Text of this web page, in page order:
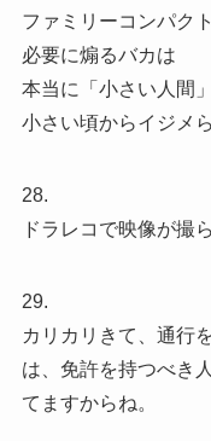
ファミリーコンパク
必要に煽るバカは
本当に「小さい人間
小さい頃からイジメ
28.
ドラレコで映像が撮
29.
カリカリきて、通行
は、免許を持つべき
てますからね。